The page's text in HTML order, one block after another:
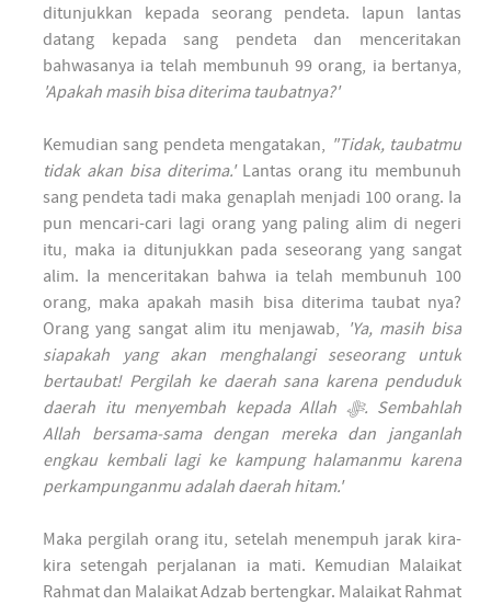
ditunjukkan kepada seorang pendeta. lapun lantas
datang kepada sang pendeta dan menceritakan
bahwasanya ia telah membunuh 99 orang, ia bertanya,
'Apakah masih bisa diterima taubatnya?'
Kemudian sang pendeta mengatakan, "Tidak, taubatmu
tidak akan bisa diterima.'Lantas orang itu membunuh
sang pendeta tadi maka genaplah menjadi 100 orang. Ia
pun mencari-cari lagi orang yang paling alim di negeri
itu, maka ia ditunjukkan pada seseorang yang sangat
alim. Ia menceritakan bahwa ia telah membunuh 100
orang, maka apakah masih bisa diterima taubat nya?
Orang yang sangat alim itu menjawab,
'Ya, masih bisa
siapakah yang akan menghalangi seseorang untuk
bertaubat! Pergilah ke daerah sana karena penduduk
daerah itu menyembah kepada Allah ﷻ. Sembahlah
Allah bersama-sama dengan mereka dan janganlah
engkau kembali lagi ke kampung halamanmu karena
perkampunganmu adalah daerah hitam.'
Maka pergilah orang itu, setelah menempuh jarak kira-
kira setengah perjalanan ia mati. Kemudian Malaikat
Rahmat dan Malaikat Adzab bertengkar. Malaikat Rahmat